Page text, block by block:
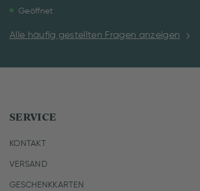
Geöffnet
Alle häufig gestellten Fragen anzeigen
SERVICE
KONTAKT
VERSAND
GESCHENKKARTEN